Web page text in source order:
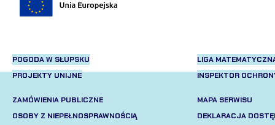
POGODA W SŁUPSKU
PROJEKTY UNIJNE
LIGA
INSPEKTOR
ZAMÓWIENIA PUBLICZNE
OSOBY Z NIEPEŁNOSPRAWNOŚCIĄ
MAPA SERWISU
DEKLARACJA